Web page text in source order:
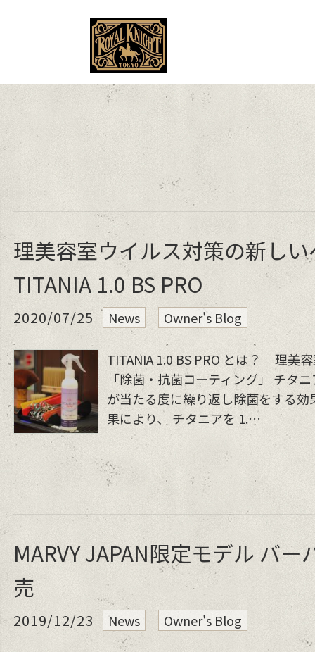
理美容室ウイルス対策の新し
TITANIA 1.0 BS PRO
2020/07/25 News Owner's Blog
TITANIA 1.0 BS PRO とは？ 理美
「除菌・抗菌コーティング」 チタニ
が当たる度に繰り返し除菌をする効
果により、 チタニアを 1.…
MARVY JAPAN限定モデル バ
売
2019/12/23 News Owner's Blog